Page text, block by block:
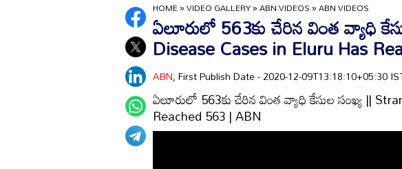
HOME»VIDEO GALLERY»ABN VIDEOS»ABN VIDEOS
ఏలూరులో 563కు చేరిన వింత వ్యాధి
Disease Cases in Eluru Has
ABN, First Publish Date - 2020-12-09T13:18:10+05:30
ఏలూరులో 563కు చేరిన వింత వ్యాధి కేసుల సంఖ్య ||
Reached 563 | ABN